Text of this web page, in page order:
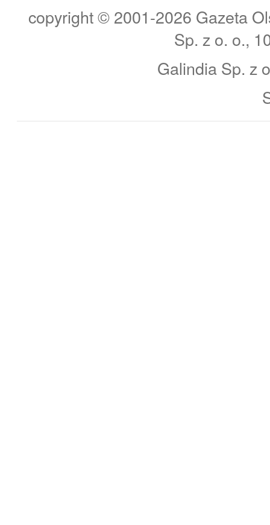
copyright © 2001-2026 Gazeta
Sp. z o. o.,
Galindia Sp. z